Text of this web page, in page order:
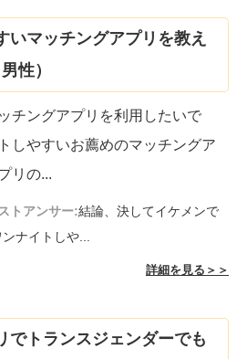
いマッチングアプリを教え
性）
チングアプリを利用したいで
しやすいお薦めのマッチングア
リの...
トアンサー:結論、決してイケメンで
ナイトしや...
詳細を見る＞＞
でトランスジェンダーでも